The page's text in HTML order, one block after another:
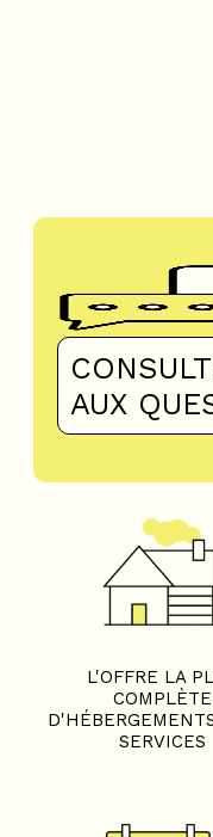
AUX
L'OFFRE LA
COMPLÈTE
SERVICES